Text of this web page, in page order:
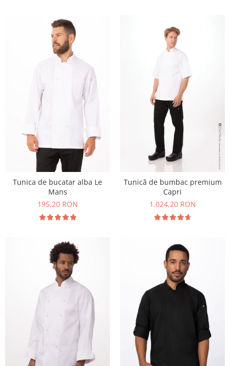
Tunica de bucatar alba Le
Mans
195,20 RON
Tunică de bumbac premium
Capri
1.024,20 RON